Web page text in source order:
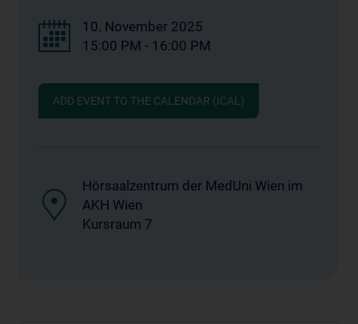
10. November 2025
15:00 PM - 16:00 PM
ADD EVENT TO THE CALENDAR (ICAL)
Hörsaalzentrum der MedUni Wien im
AKH Wien
Kursraum 7